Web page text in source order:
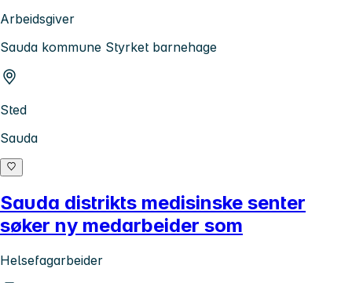
Arbeidsgiver
Sauda kommune Styrket barnehage
Sted
Sauda
Sauda distrikts medisinske senter
søker ny medarbeider som
Helsefagarbeider